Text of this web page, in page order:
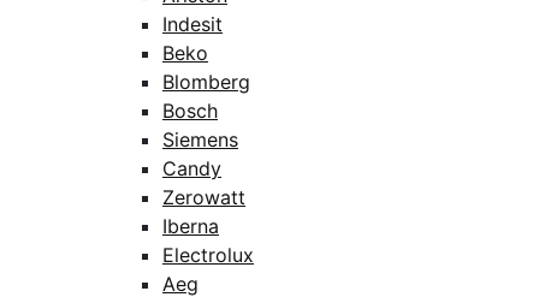
Indesit
Beko
Blomberg
Bosch
Siemens
Candy
Zerowatt
Iberna
Electrolux
Aeg